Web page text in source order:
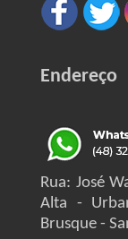
Endereço
Rua: José
Alta -
Brusque -